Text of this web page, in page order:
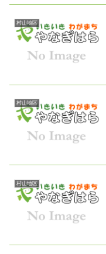
村山地区
村山地区
村山地区